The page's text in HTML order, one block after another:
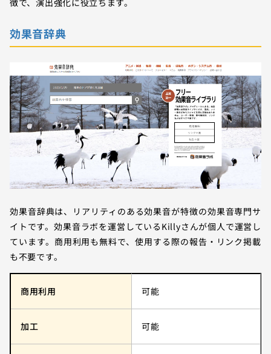
効果音辞典
効果音辞典は、リアリティのある効果音が特徴の効果音専門サ
イトです。効果音ラボを運営しているKillyさんが個人で運営し
ています。商用利用も無料で、使用する際の報告・リンク掲載
も不要です。
商用利用 可能
加工 可能